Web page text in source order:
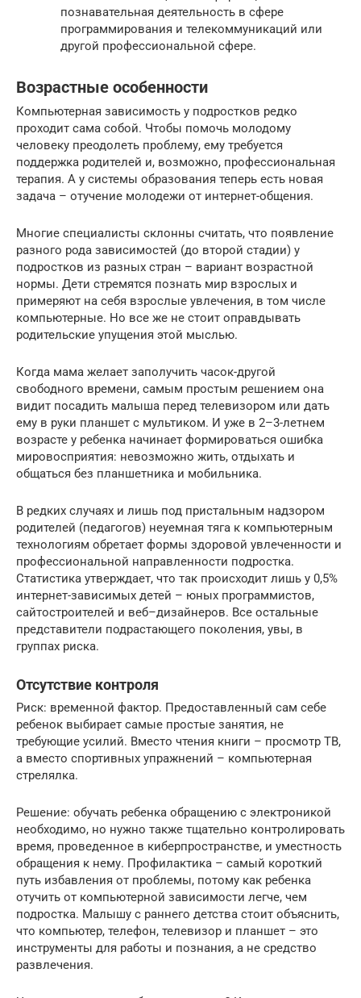
познавательная деятельность в сфере
программирования и телекоммуникаций или
другой профессиональной сфере.
Возрастные особенности
Компьютерная зависимость у подростков редко
проходит сама собой. Чтобы помочь молодому
человеку преодолеть проблему, ему требуется
поддержка родителей и, возможно, профессиональная
терапия. А у системы образования теперь есть новая
задача – отучение молодежи от интернет-общения.
Многие специалисты склонны считать, что появление
разного рода зависимостей (до второй стадии) у
подростков из разных стран – вариант возрастной
нормы. Дети стремятся познать мир взрослых и
примеряют на себя взрослые увлечения, в том числе
компьютерные. Но все же не стоит оправдывать
родительские упущения этой мыслью.
Когда мама желает заполучить часок-другой
свободного времени, самым простым решением она
видит посадить малыша перед телевизором или дать
ему в руки планшет с мультиком. И уже в 2–3-летнем
возрасте у ребенка начинает формироваться ошибка
мировосприятия: невозможно жить, отдыхать и
общаться без планшетника и мобильника.
В редких случаях и лишь под пристальным надзором
родителей (педагогов) неуемная тяга к компьютерным
технологиям обретает формы здоровой увлеченности и
профессиональной направленности подростка.
Статистика утверждает, что так происходит лишь у 0,5%
интернет-зависимых детей – юных программистов,
сайтостроителей и веб–дизайнеров. Все остальные
представители подрастающего поколения, увы, в
группах риска.
Отсутствие контроля
Риск: временной фактор. Предоставленный сам себе
ребенок выбирает самые простые занятия, не
требующие усилий. Вместо чтения книги – просмотр ТВ,
а вместо спортивных упражнений – компьютерная
стрелялка.
Решение: обучать ребенка обращению с электроникой
необходимо, но нужно также тщательно контролировать
время, проведенное в киберпространстве, и уместность
обращения к нему. Профилактика – самый короткий
путь избавления от проблемы, потому как ребенка
отучить от компьютерной зависимости легче, чем
подростка. Малышу с раннего детства стоит объяснить,
что компьютер, телефон, телевизор и планшет – это
инструменты для работы и познания, а не средство
развлечения.